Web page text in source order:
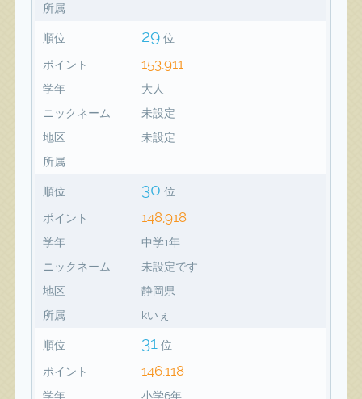
所属
順位 29 位
ポイント 153,911
学年
大人
ニックネーム
未設定
地区
未設定
所属
順位 30 位
ポイント 148,918
学年
中学1年
ニックネーム
未設定です
地区
静岡県
所属
kいぇ
順位 31 位
ポイント 146,118
学年 小学6年